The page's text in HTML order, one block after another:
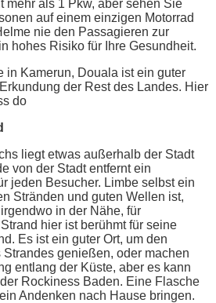
mehr als 1 Pkw, aber sehen Sie
auf einem einzigen Motorrad
nie den Passagieren zur
hohes Risiko für Ihre Gesundheit.
in Kamerun, Douala ist ein guter
der Rest des Landes. Hier
do
liegt etwas außerhalb der Stadt
von der Stadt entfernt ein
jeden Besucher. Limbe selbst ein
Stränden und guten Wellen ist,
in der Nähe, für
hier ist berühmt für seine
Es ist ein guter Ort, um den
genießen, oder machen
entlang der Küste, aber es kann
Rockiness Baden. Eine Flasche
Andenken nach Hause bringen.